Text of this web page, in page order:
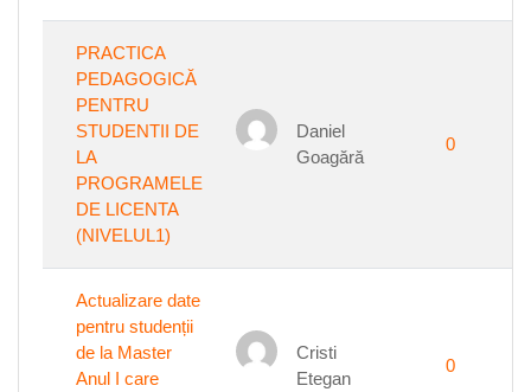
PRACTICA
PEDAGOGICĂ
PENTRU
STUDENTII DE
LA
PROGRAMELE
DE LICENTA
(NIVELUL1)
Daniel
Goagără
0
Actualizare date
pentru studenții
de la Master
Anul I care
Cristi
Etegan
0